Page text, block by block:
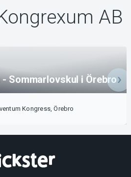
AB
Sommarlovskul i Örebro
Kongress, Örebro